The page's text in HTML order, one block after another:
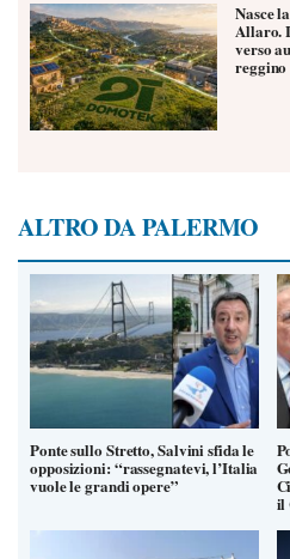
Nasce
Allaro.
verso
reggino
ALTRO DA PALERMO
Ponte sullo Stretto, Salvini sfida le
opposizioni: “rassegnatevi, l’Italia
vuole le grandi opere”
il